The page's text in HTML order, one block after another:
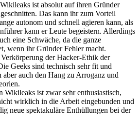
ist absolut auf ihren Gründer
Das kann ihr zum Vorteil
autonom und schnell agieren kann, als
kann er Leute begeistern. Allerdings
eine Schwäche, da die ganze
wenn ihr Gründer Fehler macht.
der Hacker-Ethik der
Geeks sind technisch sehr fit und
aber auch den Hang zu Arroganz und
Wikileaks ist zwar sehr enthusiastisch,
wirklich in die Arbeit eingebunden und
neue spektakuläre Enthüllungen bei der